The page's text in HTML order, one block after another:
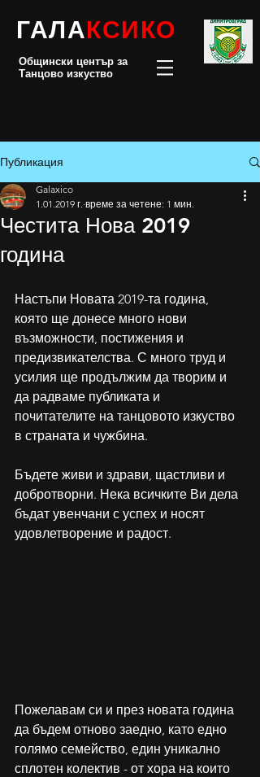
ГАЛАКСИКО
Общински център за
Танцово изкуство
Публикация
Честита Нова 2019
година
Galaxico
1.01.2019 г. време за четене: 1 мин.
Настъпи Новата 2019-та година,
която ще донесе много нови
възможности, постижения и
предизвикателства. С много труд и
усилия ще продължим да творим и
да радваме публиката и
почитателите на танцовото изкуство
в страната и чужбина.
Бъдете живи и здрави, щастливи и
добротворни. Нека всичките Ви дела
бъдат увенчани с успех и носят
удовлетворение и радост.
Пожелавам си и през новата година
да бъдем отново заедно, като едно
голямо семейство, един уникално
сплотен колектив - от хора на които